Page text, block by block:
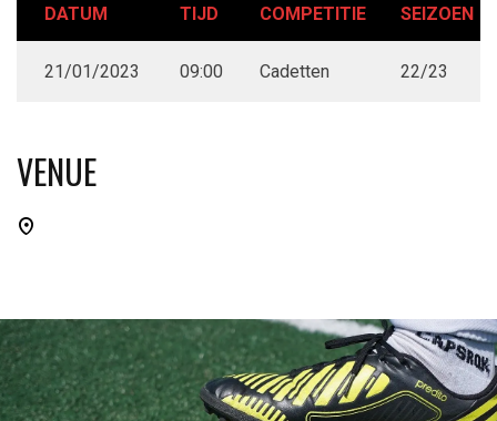
DATUM TIJD COMPETITIE SEIZOEN
21/01/2023 09:00 Cadetten 22/23
VENUE